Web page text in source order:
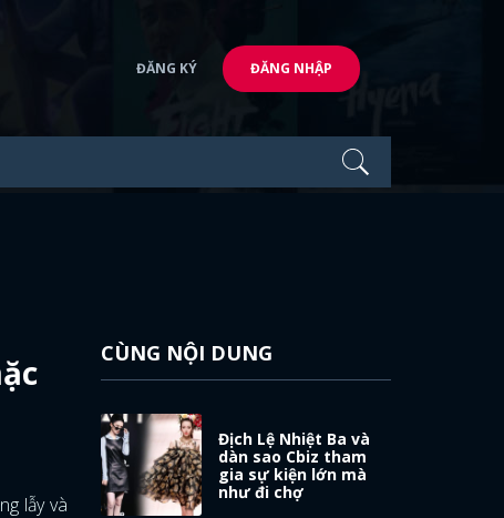
ĐĂNG KÝ ĐĂNG NHẬP
lẫy và
CÙNG NỘI DUNG
Địch Lệ Nhiệt Ba và
dàn sao Cbiz tham
gia sự kiện lớn mà
như đi chợ